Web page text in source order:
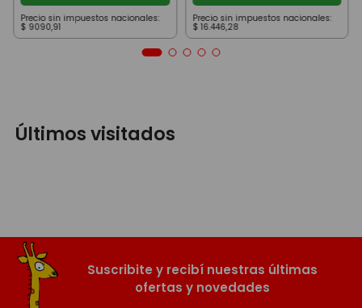
Precio sin impuestos nacionales:
$ 9090,91
Precio sin impuestos nacionales:
$ 16.446,28
Últimos visitados
Suscribite y recibí nuestras últimas
ofertas y novedades